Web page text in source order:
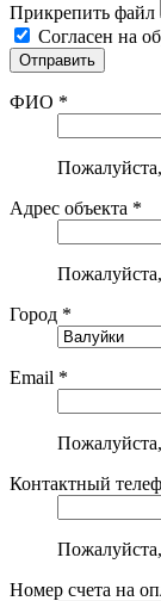
Прикрепить файл
Согласен на
ФИО *
Адрес объекта *
Город *
Email *
Контактный
Номер счета на